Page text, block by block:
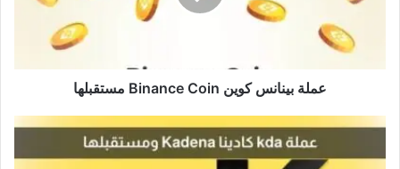
عملة بينانس كوين Binance Coin مستقبلها
عملة
كادينا